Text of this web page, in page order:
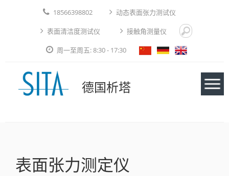
18566398802 动态表面张力测试仪
表面清洁度测试仪 接触角测量仪
周一至周五: 8:30 - 17:30
德国析塔
应用实例
表面张力测定仪